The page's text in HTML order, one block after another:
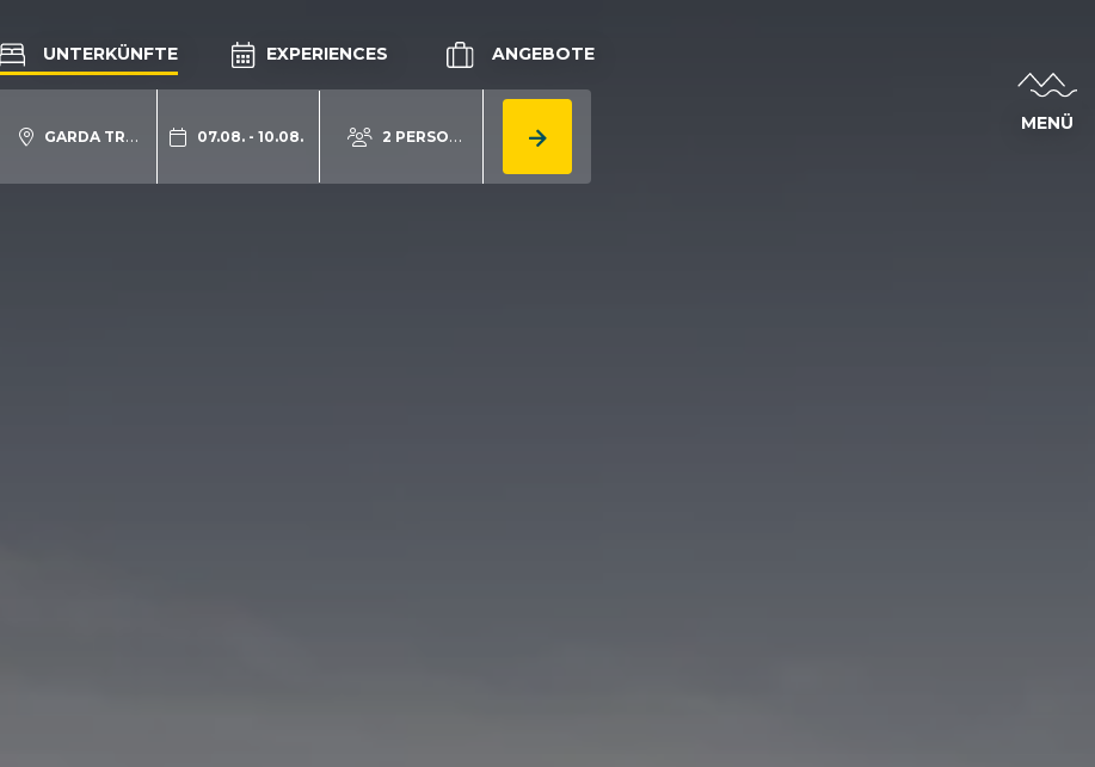
UNTERKÜNFTE EXPERIENCES ANGEBOTE
GARDA TRENTINO 07.08. - 10.08. 2 PERSONEN
MENÜ